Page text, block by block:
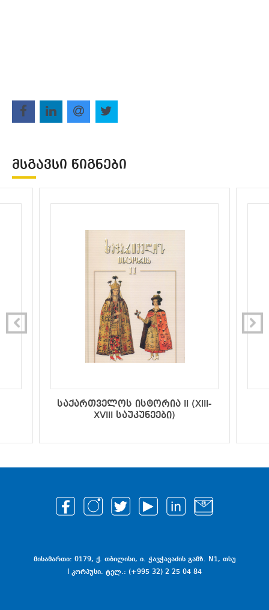
ᲛᲡᲒᲐᲕᲡᲘ ᲬᲘᲒᲜᲔᲑᲘ
საქართველოს ისტორია II (XIII-
XVIII საუკუნეები)
მისამართი: 0179, ქ. თბილისი, ი. ჭავჭავაძის გამზ. N1, თსუ
I კორპუსი. ტელ.: (+995 32) 2 25 04 84